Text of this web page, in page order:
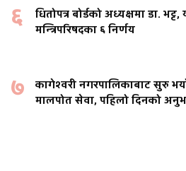
६
धितोपत्र बोर्डको अध्यक्षमा डा. भट्ट,
मन्त्रिपरिषदका ६ निर्णय
७
कागेश्वरी नगरपालिकाबाट सुरु
मालपोत सेवा, पहिलो दिनको